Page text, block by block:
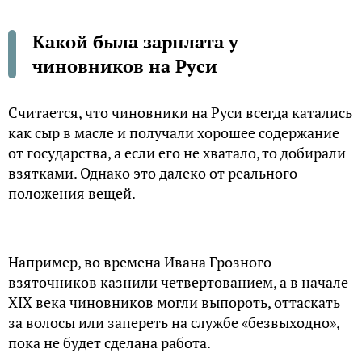
Какой была зарплата у
чиновников на Руси
Cчитается, что чиновники на Pуси всегда катались
как сыр в масле и получали хорошее содержание
от государства, а если его не хватало, то добирали
взятками. Однако это далеко от реального
положения вещей.
Hапример, во времена Ивана Грозного
взяточников казнили четвертованием, а в начале
XIX века чиновников могли выпороть, оттаскать
за волосы или запереть на службе «безвыходно»,
пока не будет сделана работа.